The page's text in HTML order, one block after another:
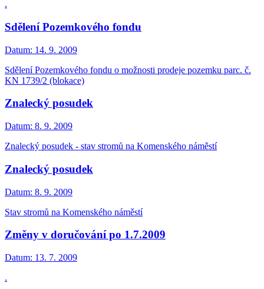
.
Sdělení Pozemkového fondu
Datum: 14. 9. 2009
Sdělení Pozemkového fondu o možnosti prodeje pozemku parc. č.
KN 1739/2 (blokace)
Znalecký posudek
Datum: 8. 9. 2009
Znalecký posudek - stav stromů na Komenského náměstí
Znalecký posudek
Datum: 8. 9. 2009
Stav stromů na Komenského náměstí
Změny v doručování po 1.7.2009
Datum: 13. 7. 2009
.